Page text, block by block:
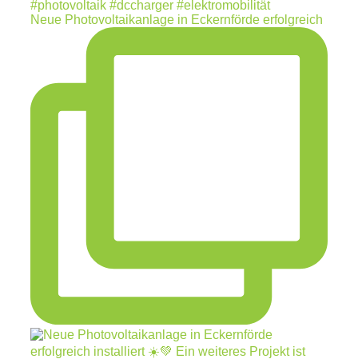
Neue Photovoltaikanlage in Eckernförde erfolgreich